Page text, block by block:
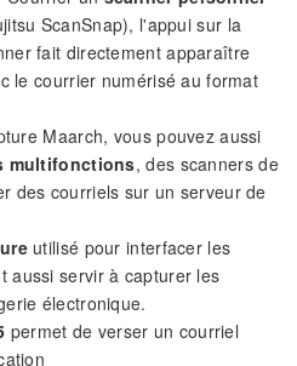
ScanSnap), l'appui sur la
fait directement apparaître
le courrier numérisé au format
Maarch, vous pouvez aussi
multifonctions, des scanners de
des courriels sur un serveur de
utilisé pour interfacer les
aussi servir à capturer les
électronique.
permet de verser un courriel